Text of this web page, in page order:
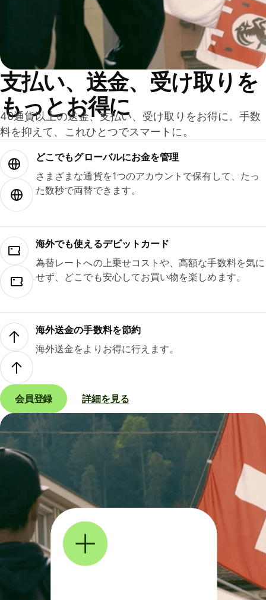
支払い、送金、受け取りを
もっとお得に
40通貨以上の送金、支払い、受け取りをお得に。手数
料を抑えて、これひとつでスマートに。
どこでもグ⁠ロ⁠ー⁠バ⁠ルにお金を管理
さまざまな通貨を1つのアカウントで保有して、たっ
た数秒で両替できます。
海外でも使えるデビットカード
為替レートへの上乗せコストや、高額な手数料を気に
せず、どこでも安心してお買い物を楽しめます。
海外送金の手数料を節約
海外送金をよりお得に行えます。
会員登録 詳細を見る